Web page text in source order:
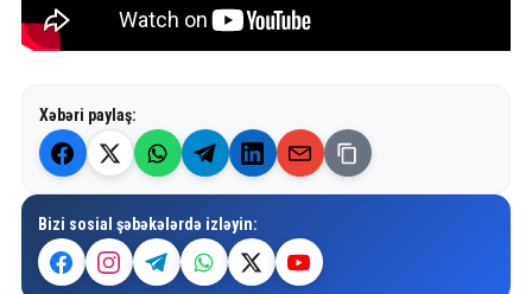
Xəbəri paylaş:
Bizi sosial şəbəkələrdə izləyin: